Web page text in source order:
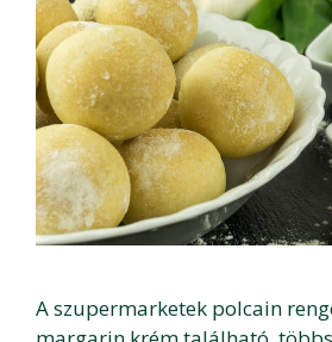
A szupermarketek polcain